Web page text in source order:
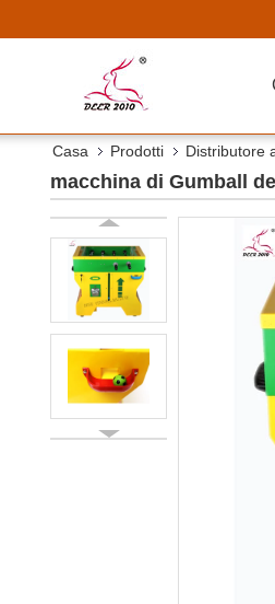
Casa Prodotti Distributore
macchina di Gumball